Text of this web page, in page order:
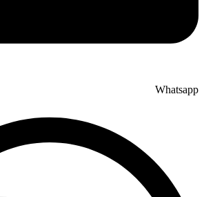
Whatsapp